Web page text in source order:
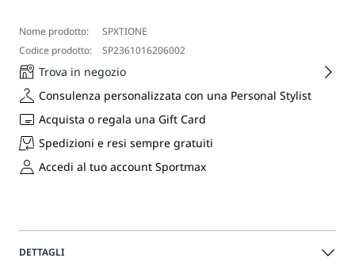
Nome prodotto:
SPXTIONE
Codice prodotto:
SP2361016206002
Trova in negozio
Consulenza personalizzata con una Personal Stylist
Acquista o regala una Gift Card
Spedizioni e resi sempre gratuiti
Accedi al tuo account Sportmax
DETTAGLI